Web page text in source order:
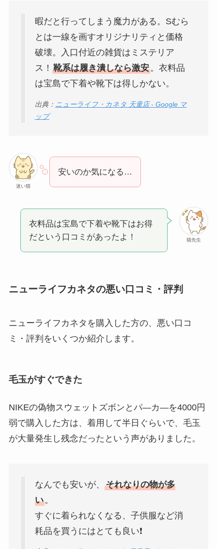
暇だと行ってしまう魔力がある。Sむら
とは一線を画すオリジナリティと価格
破壊。入口付近の雑貨はミステリア
ス！ 靴系は履き潰しなら激安。衣料品
は宝島で下着や靴下は得しかない。
出典： ニューライフ・カネタ 天童店 - Google マ
ップ
迷い猫
安いのか気になる…
猫先生
衣料品は宝島で下着や靴下はお得
だという口コミがあったよ！
ニューライフカネタの悪い口コミ・評判
ニューライフカネタを購入した方の、悪い口コ
ミ・評判をいくつか紹介します。
毛玉がすぐできた
NIKEの偽物スウェットズボンとパ―カ―を4000円
弱で購入した方は、着用して半日ぐらいで、毛玉
が大量発生し残念だったという声がありました。
なんでも安いが、 それなりの物が多
い。
すぐに着られなくなる、子供服など消
耗品を買うにはとても良い❗